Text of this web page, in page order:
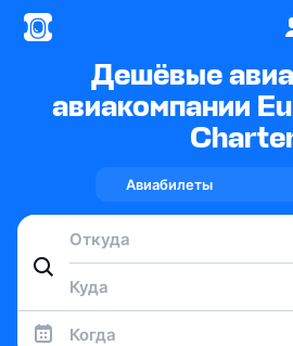
Дешёвые
авиакомпании
Авиабилеты
Когда